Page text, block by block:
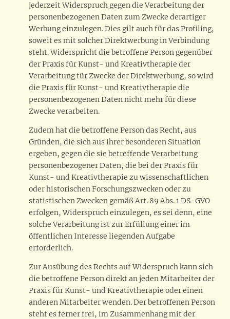
jederzeit Widerspruch gegen die Verarbeitung der
personenbezogenen Daten zum Zwecke derartiger
Werbung einzulegen. Dies gilt auch für das Profiling,
soweit es mit solcher Direktwerbung in Verbindung
steht. Widerspricht die betroffene Person gegenüber
der Praxis für Kunst- und Kreativtherapie der
Verarbeitung für Zwecke der Direktwerbung, so wird
die Praxis für Kunst- und Kreativtherapie die
personenbezogenen Daten nicht mehr für diese
Zwecke verarbeiten.
Zudem hat die betroffene Person das Recht, aus
Gründen, die sich aus ihrer besonderen Situation
ergeben, gegen die sie betreffende Verarbeitung
personenbezogener Daten, die bei der Praxis für
Kunst- und Kreativtherapie zu wissenschaftlichen
oder historischen Forschungszwecken oder zu
statistischen Zwecken gemäß Art. 89 Abs. 1 DS-GVO
erfolgen, Widerspruch einzulegen, es sei denn, eine
solche Verarbeitung ist zur Erfüllung einer im
öffentlichen Interesse liegenden Aufgabe
erforderlich.
Zur Ausübung des Rechts auf Widerspruch kann sich
die betroffene Person direkt an jeden Mitarbeiter der
Praxis für Kunst- und Kreativtherapie oder einen
anderen Mitarbeiter wenden. Der betroffenen Person
steht es ferner frei, im Zusammenhang mit der